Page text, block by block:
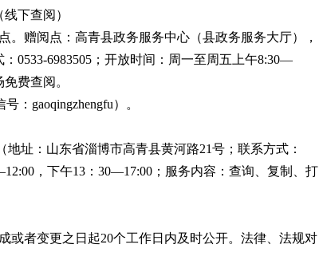
下查阅）
。赠阅点：高青县政务服务中心（县政务服务大厅），
0533-6983505；开放时间：周一至周五上午8:30—
费查阅。
： gaoqingzhengfu）。
址：山东省淄博市高青县黄河路21号；联系方式：
，下午13：30—17:00；服务内容：查询、复制、打
或者变更之日起20个工作日内及时公开。法律、法规对